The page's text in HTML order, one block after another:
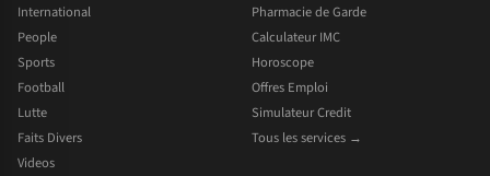
International
People
Sports
Football
Lutte
Faits Divers
Videos
Pharmacie de Garde
Calculateur IMC
Horoscope
Offres Emploi
Simulateur Credit
Tous les services →